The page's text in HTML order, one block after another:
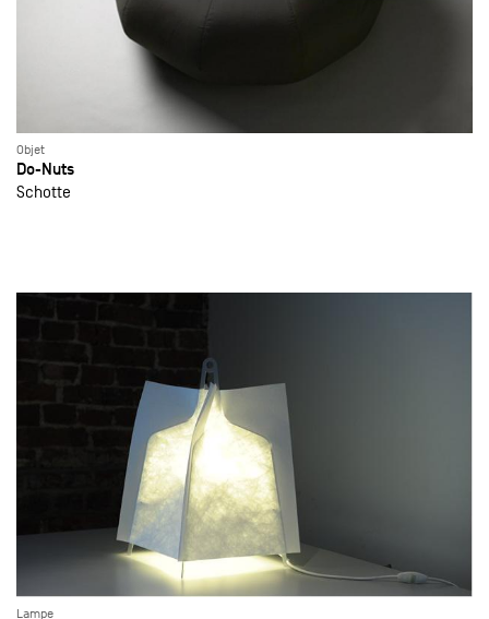
Objet
Do-Nuts
Schotte
Lampe